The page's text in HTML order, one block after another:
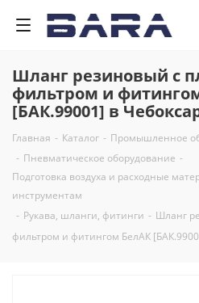
Шланг резиновый с
фильтром и
[БАК.99001] в
Главная - Каталог - Промышленное
- Пневматическое оборудование -
Подготовка воздуха и расходные
инструментам
- Рукава, шланги, фитинги - Шланг
фильтром и фитингом БелАК